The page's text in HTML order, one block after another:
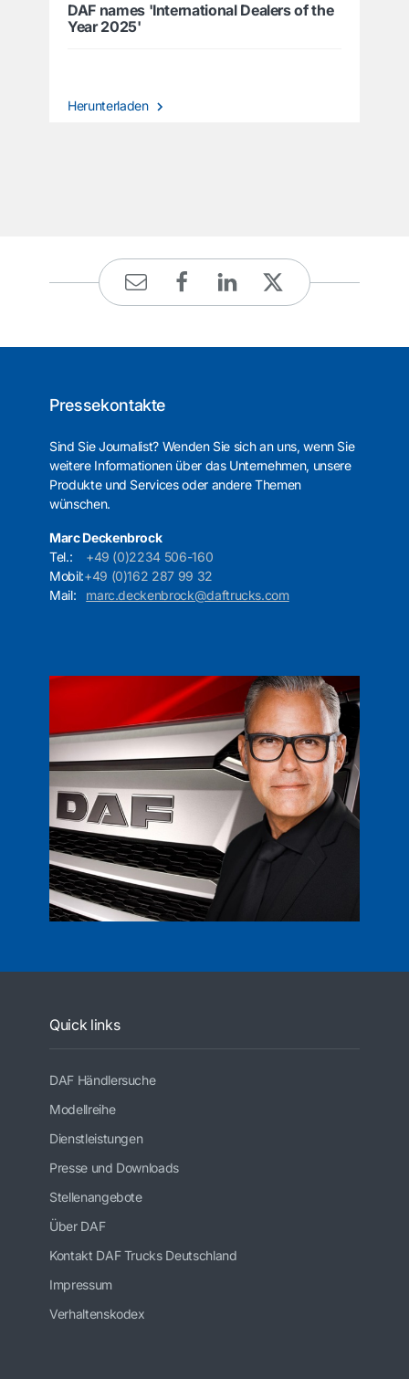
DAF names 'International Dealers of the
Year 2025'
Herunterladen
Pressekontakte
Sind Sie Journalist? Wenden Sie sich an uns, wenn Sie
weitere Informationen über das Unternehmen, unsere
Produkte und Services oder andere Themen
wünschen.
Marc Deckenbrock
Tel.: +49 (0)2234 506-160
Mobil:+49 (0)162 287 99 32
Mail: marc.deckenbrock@daftrucks.com
Quick links
DAF Händlersuche
Modellreihe
Dienstleistungen
Presse und Downloads
Stellenangebote
Über DAF
Kontakt DAF Trucks Deutschland
Impressum
Verhaltenskodex